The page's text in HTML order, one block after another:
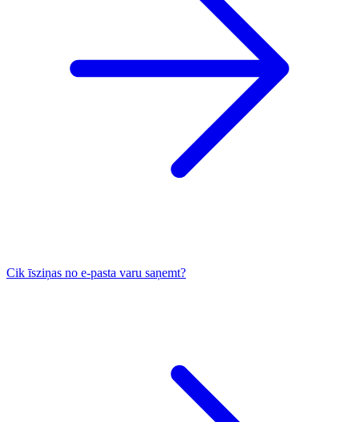
Cik īsziņas no e-pasta varu saņemt?